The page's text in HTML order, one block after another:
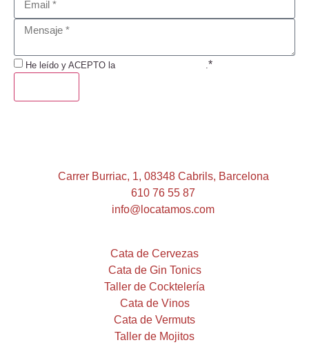
He leído y ACEPTO la
*
Carrer Burriac, 1, 08348 Cabrils, Barcelona
610 76 55 87
info@locatamos.com
Cata de Cervezas
Cata de Gin Tonics
Taller de Cocktelería
Cata de Vinos
Cata de Vermuts
Taller de Mojitos